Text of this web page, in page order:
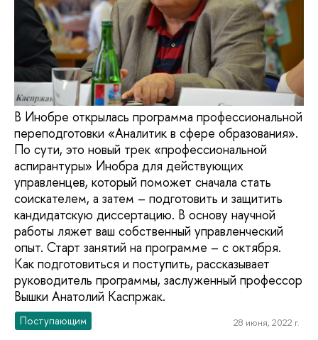
В Инобре открылась программа профессиональной
переподготовки «Аналитик в сфере образования».
По сути, это новый трек «профессиональной
аспирантуры» Инобра для действующих
управленцев, который поможет сначала стать
соискателем, а затем – подготовить и защитить
кандидатскую диссертацию. В основу научной
работы ляжет ваш собственный управленческий
опыт. Старт занятий на программе – с октября.
Как подготовиться и поступить, рассказывает
руководитель программы, заслуженный профессор
Вышки Анатолий Каспржак.
Поступающим 28 июня, 2022 г.